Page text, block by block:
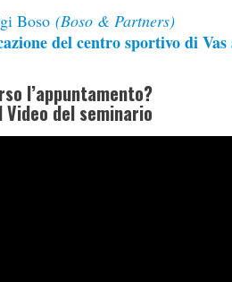
Boso (Boso & Partners)
del centro sportivo di
l’appuntamento?
Video del seminario